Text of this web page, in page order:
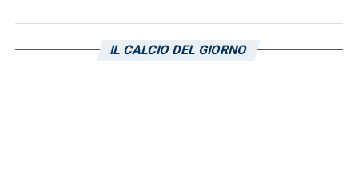
IL CALCIO DEL GIORNO